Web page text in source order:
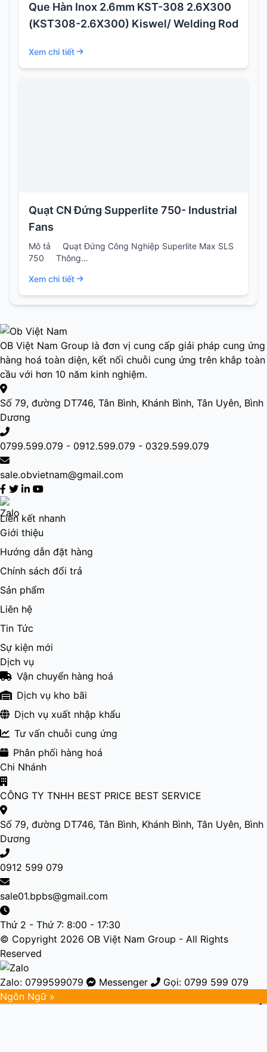
Que Hàn Inox 2.6mm KST-308 2.6X300
(KST308-2.6X300) Kiswel/ Welding Rod
Xem chi tiết
Quạt CN Đứng Supperlite 750- Industrial
Fans
Mô tả Quạt Đứng Công Nghiệp Superlite Max SLS
750 Thông…
Xem chi tiết
OB Việt Nam Group là đơn vị cung cấp giải pháp cung ứng
hàng hoá toàn diện, kết nối chuỗi cung ứng trên khắp toàn
cầu với hơn 10 năm kinh nghiệm.
Số 79, đường DT746, Tân Bình, Khánh Bình, Tân Uyên, Bình
Dương
0799.599.079 - 0912.599.079 - 0329.599.079
sale.obvietnam@gmail.com
Liên kết nhanh
Giới thiệu
Hướng dẫn đặt hàng
Chính sách đổi trả
Sản phẩm
Liên hệ
Tin Tức
Sự kiện mới
Dịch vụ
Vận chuyển hàng hoá
Dịch vụ kho bãi
Dịch vụ xuất nhập khẩu
Tư vấn chuỗi cung ứng
Phân phối hàng hoá
Chi Nhánh
CÔNG TY TNHH BEST PRICE BEST SERVICE
Số 79, đường DT746, Tân Bình, Khánh Bình, Tân Uyên, Bình
Dương
0912 599 079
sale01.bpbs@gmail.com
Thứ 2 - Thứ 7: 8:00 - 17:30
© Copyright 2026 OB Việt Nam Group - All Rights
Reserved
Zalo: 0799599079 Messenger
Gọi: 0799 599 079
Ngôn Ngữ »